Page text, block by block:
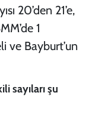
20’den 21’e,
1
ve Bayburt’un
sayıları şu